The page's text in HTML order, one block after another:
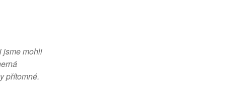
jsme mohli
přítomné.